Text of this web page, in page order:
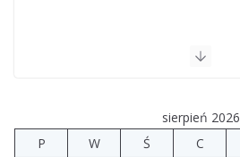
sierpień 2026
P
W Ś C